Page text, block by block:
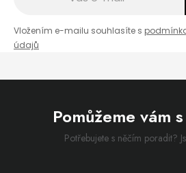
Vložením e-mailu souhlasíte s
údajů
Pomůžeme vám
Potřebujete s něčím poradit?